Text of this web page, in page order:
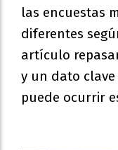
las encuestas
diferentes
artículo
y un dato
puede ocurrir